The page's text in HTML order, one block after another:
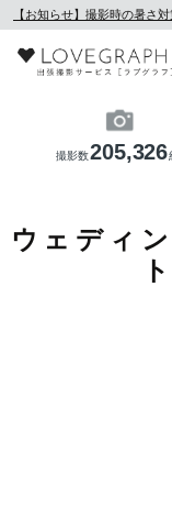
【お知らせ】撮影時の暑さ
撮影数205,326
ウェディ